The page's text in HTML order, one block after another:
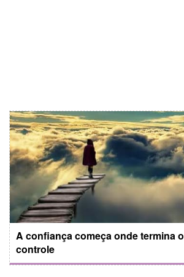
A confiança começa onde termina o
controle